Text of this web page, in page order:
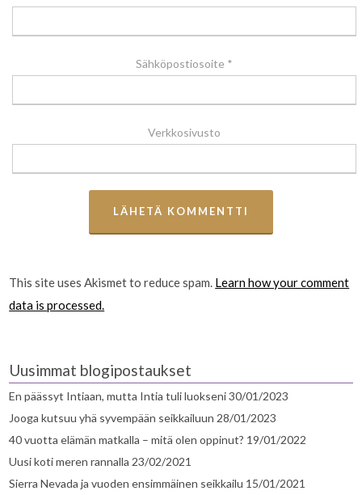
Sähköpostiosoite *
Verkkosivusto
This site uses Akismet to reduce spam. Learn how your comment
data is processed.
Uusimmat blogipostaukset
En päässyt Intiaan, mutta Intia tuli luokseni30/01/2023
Jooga kutsuu yhä syvempään seikkailuun 28/01/2023
40 vuotta elämän matkalla – mitä olen oppinut? 19/01/2022
Uusi koti meren rannalla 23/02/2021
Sierra Nevada ja vuoden ensimmäinen seikkailu 15/01/2021